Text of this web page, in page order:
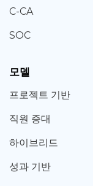
C-CA
SOC
모델
프로젝트 기반
직원 증대
하이브리드
성과 기반